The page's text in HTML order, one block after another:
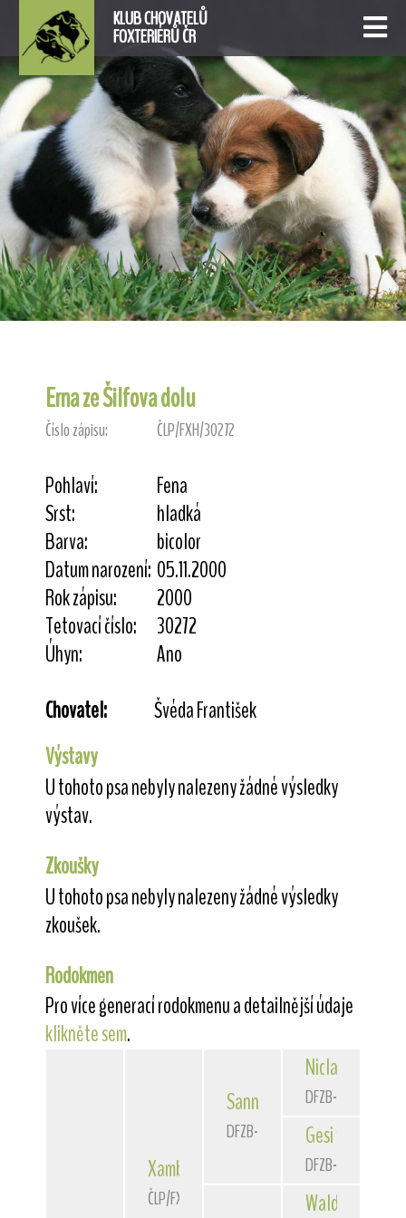
KLUB CHOVATELŮ
FOXTERIÉRŮ ČR
Erna ze Šilfova dolu
Číslo zápisu: ČLP/FXH/30272
Pohlaví:
Fena
Srst:
hladká
Barva:
bicolor
Datum narození: 05.11.2000
Rok zápisu:
2000
Tetovací číslo:
30272
Úhyn:
Ano
Chovatel:
Švéda František
Výstavy
U tohoto psa nebyly nalezeny žádné výsledky
výstav.
Zkoušky
U tohoto psa nebyly nalezeny žádné výsledky
zkoušek.
Rodokmen
Pro více generací rodokmenu a detailnější údaje
klikněte sem.
Xambo
ČLP/FXH/29662
Sannio von der
DFZB-93 1588
Niclas
DFZB-90 3172
Gesi
DFZB-91 1307
Waldschrat